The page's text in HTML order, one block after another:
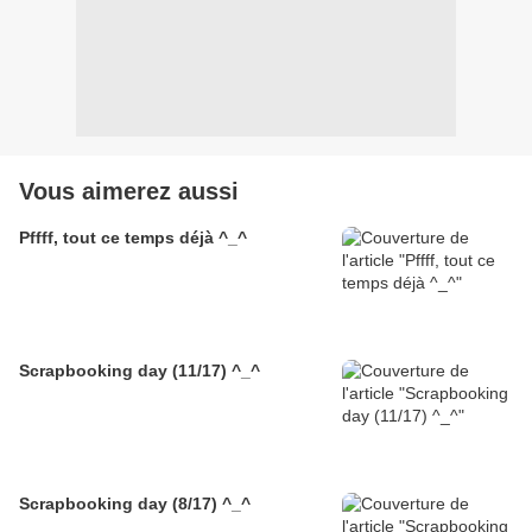
Vous aimerez aussi
Pffff, tout ce temps déjà ^_^
Scrapbooking day (11/17) ^_^
Scrapbooking day (8/17) ^_^